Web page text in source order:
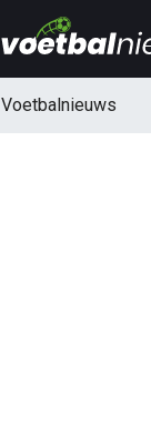
Voetbalnieuws